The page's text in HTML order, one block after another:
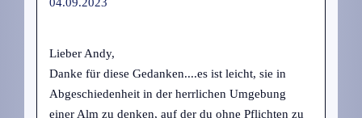
Lieber Andy,
Danke für diese Gedanken....es ist leicht, sie in
Abgeschiedenheit in der herrlichen Umgebung
einer Alm zu denken, auf der du ohne Pflichten zu